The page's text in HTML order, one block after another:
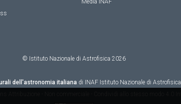
Media INAF
© Istituto Nazionale di Astrofisica 2026
dell'astronomia italianadi INAF Istituto Nazionale di Astrofisica